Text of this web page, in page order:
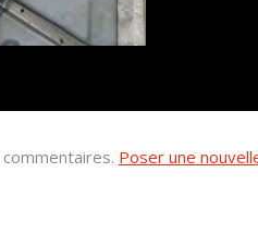
Poser une